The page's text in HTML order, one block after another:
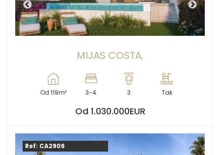
MIJAS COSTA,
Od 119m² 3-4 3 Tak
Od 1.030.000EUR
Ref: CA2906